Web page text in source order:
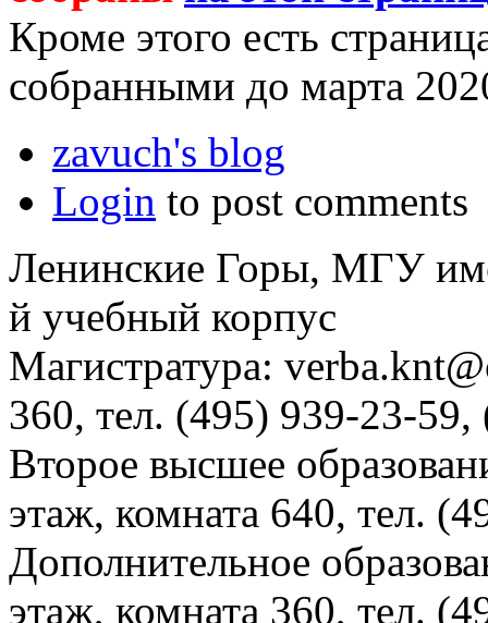
Кроме этого есть
собранными до марта
zavuch's blog
Login to post comments
Ленинские Горы, МГУ
й учебный корпус
Магистратура:
360, тел. (495) 939-23-
Второе высшее
этаж, комната 640, тел.
Дополнительное
этаж, комната 360, тел.